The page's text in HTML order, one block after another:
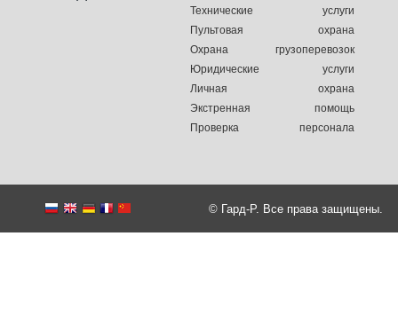
Технические услуги
Пультовая охрана
Охрана грузоперевозок
Юридические услуги
Личная охрана
Экстренная помощь
Проверка персонала
© Гард-Р. Все права защищены.